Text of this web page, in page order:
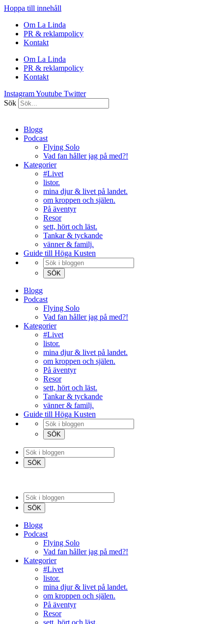
Hoppa till innehåll
Om La Linda
PR & reklampolicy
Kontakt
Om La Linda
PR & reklampolicy
Kontakt
InstagramYoutube Twitter
Sök
Blogg
Podcast
Flying Solo
Vad fan håller jag på med?!
Kategorier
#Livet
listor.
mina djur & livet på landet.
om kroppen och själen.
På äventyr
Resor
sett, hört och läst.
Tankar & tyckande
vänner & familj.
Guide till Höga Kusten
Blogg
Podcast
Flying Solo
Vad fan håller jag på med?!
Kategorier
#Livet
listor.
mina djur & livet på landet.
om kroppen och själen.
På äventyr
Resor
sett, hört och läst.
Tankar & tyckande
vänner & familj.
Guide till Höga Kusten
Blogg
Podcast
Flying Solo
Vad fan håller jag på med?!
Kategorier
#Livet
listor.
mina djur & livet på landet.
om kroppen och själen.
På äventyr
Resor
sett, hört och läst.